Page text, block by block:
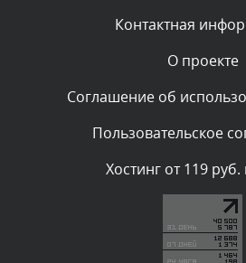
Комментарий проверяется
администратором.
Комментарий проверяется
Текст комментария будет виден
Контактная
О проекте
Соглашение об
Пользовательское
Хостинг от 119